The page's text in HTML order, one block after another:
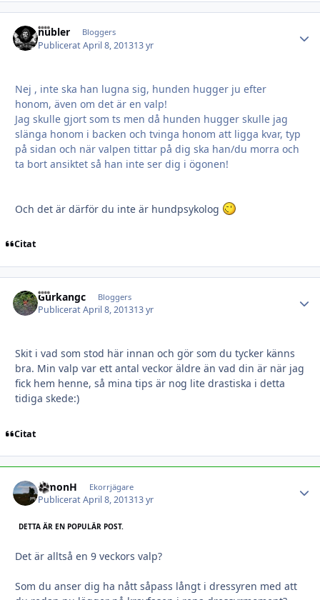
hubler Bloggers
PubliceratApril 8, 201313 yr
Nej , inte ska han lugna sig, hunden hugger ju efter
honom, även om det är en valp!
Jag skulle gjort som ts men då hunden hugger skulle jag
slänga honom i backen och tvinga honom att ligga kvar, typ
på sidan och när valpen tittar på dig ska han/du morra och
ta bort ansiktet så han inte ser dig i ögonen!
Och det är därför du inte är hundpsykolog
Citat
Gurkangc Bloggers
PubliceratApril 8, 201313 yr
Skit i vad som stod här innan och gör som du tycker känns
bra. Min valp var ett antal veckor äldre än vad din är när jag
fick hem henne, så mina tips är nog lite drastiska i detta
tidiga skede:)
Citat
SimonH Ekorrjägare
PubliceratApril 8, 201313 yr
DETTA ÄR EN POPULÄR POST.
Det är alltså en 9 veckors valp?
Som du anser dig ha nått såpass långt i dressyren med att